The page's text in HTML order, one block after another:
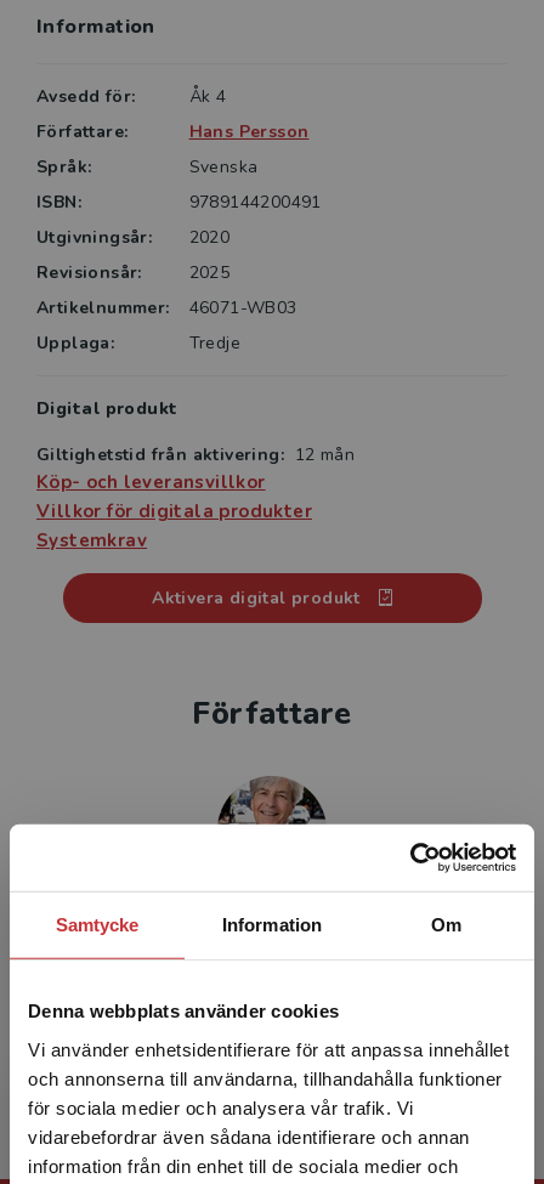
Samtycke Information Om
Denna webbplats använder cookies
Vi använder enhetsidentifierare för att anpassa innehållet
och annonserna till användarna, tillhandahålla funktioner
för sociala medier och analysera vår trafik. Vi
vidarebefordrar även sådana identifierare och annan
information från din enhet till de sociala medier och
Begränsad fraktregion
• Prov (nedladdningsbara och redigerbara)
• Ord och begrepp
• Startbilder
• Utrustningslista
Information
Avsedd för:
Åk 4
Författare:
Hans Persson
Språk:
Svenska
ISBN:
9789144200491
Utgivningsår:
2020
Revisionsår:
2025
Artikelnummer:
46071-WB03
Upplaga:
Tredje
Digital produkt
Giltighetstid från aktivering: 12 mån
Köp- och leveransvillkor
Villkor för digitala produkter
Systemkrav
Aktivera digital produkt
Författare
Hans Persson
läromedelsförfattare. Hasse har skrivit massor
av läromedel och är en inspiratör både för
elever och lärare. Han har...